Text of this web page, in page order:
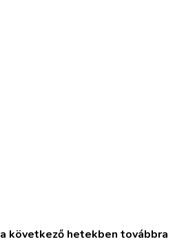
a következő hetekben továbbra